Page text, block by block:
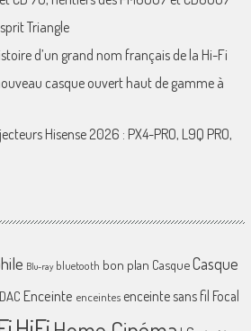
Triangle
d’un grand nom français de la Hi-Fi
casque ouvert haut de gamme à
Hisense 2026 : PX4-PRO, L9Q PRO,
Blu-ray bluetooth bon plan CasqueCasque
DAC Enceinte enceintes enceinte sans fil Focal